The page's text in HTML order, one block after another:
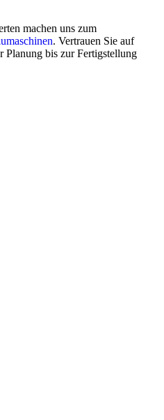
machen uns zum
. Vertrauen Sie auf
Planung bis zur Fertigstellung